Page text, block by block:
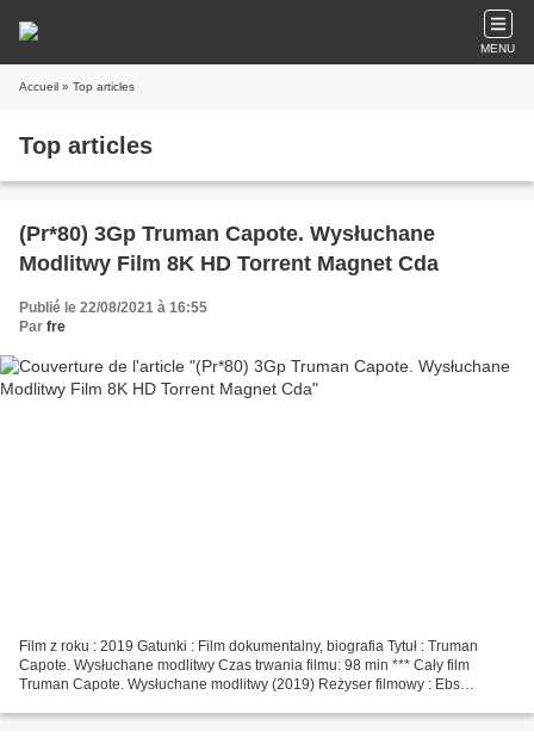
MENU
Accueil » Top articles
Top articles
(Pr*80) 3Gp Truman Capote. Wysłuchane
Modlitwy Film 8K HD Torrent Magnet Cda
Publié le 22/08/2021 à 16:55
Par fre
Film z roku : 2019 Gatunki : Film dokumentalny, biografia Tytuł : Truman
Capote. Wysłuchane modlitwy Czas trwania filmu: 98 min *** Cały film
Truman Capote. Wysłuchane modlitwy (2019) Reżyser filmowy : Ebs